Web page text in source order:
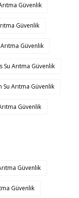
Güvenlik
Güvenlik
Güvenlik
Su Arıtma Güvenlik
Su Arıtma Güvenlik
Güvenlik
Güvenlik
Güvenlik